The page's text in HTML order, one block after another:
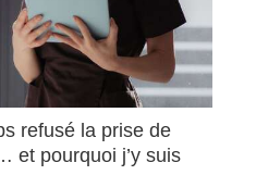
refusé la prise de
et pourquoi j’y suis